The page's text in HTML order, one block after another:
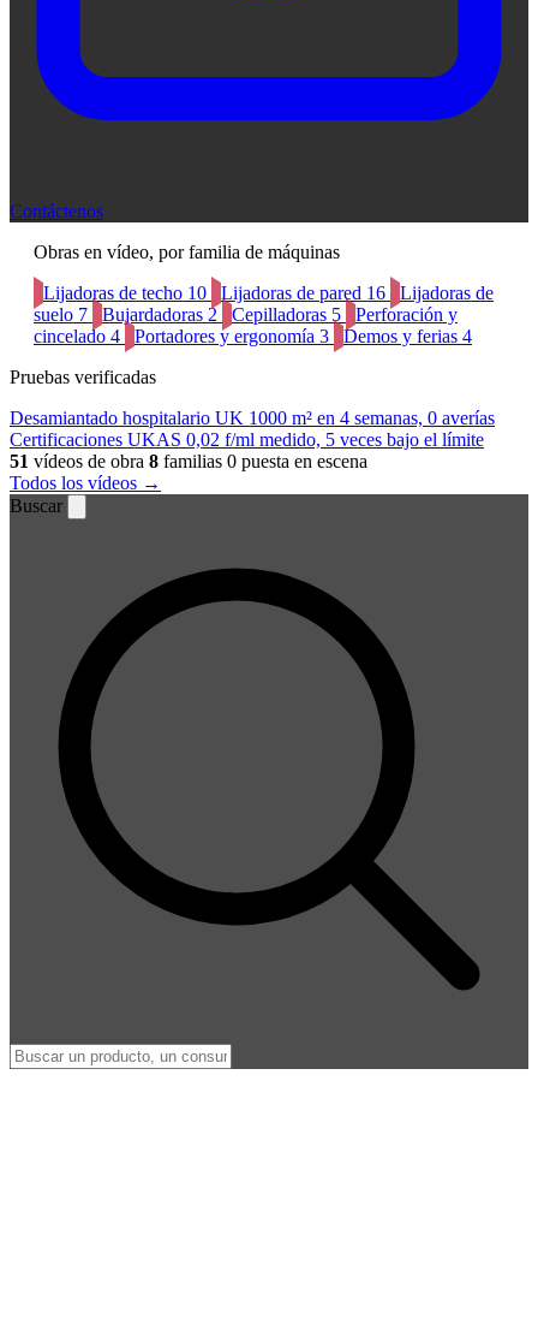
Contáctenos
Obras en vídeo, por familia de máquinas
Lijadoras de techo 10 Lijadoras de pared 16
Lijadoras de
suelo 7 Bujardadoras 2 Cepilladoras 5
Perforación y
cincelado 4 Portadores y ergonomía 3 Demos y ferias 4
Pruebas verificadas
Desamiantado hospitalario UK 1000 m² en 4 semanas, 0 averías
Certificaciones UKAS 0,02 f/ml medido, 5 veces bajo el límite
51 vídeos de obra 8 familias 0 puesta en escena
Todos los vídeos →
Buscar